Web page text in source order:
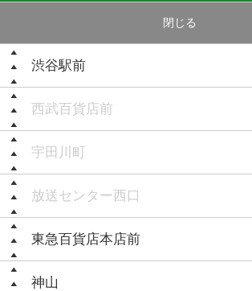
閉じる
渋谷駅前
西武百貨店前
宇田川町
放送センター西口
東急百貨店本店前
神山